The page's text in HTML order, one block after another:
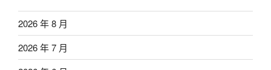
2026 年 8 月
2026 年 7 月